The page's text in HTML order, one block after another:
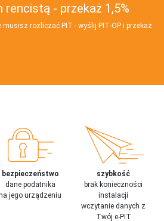
- przekaż 1,5%
rozliczać PIT - wyślij PIT‑OP i przekaż
bezpieczeństwo
dane podatnika
jego urządzeniu
szybkość
brak konieczności
instalacji
wczytanie danych z
Twój e-PIT